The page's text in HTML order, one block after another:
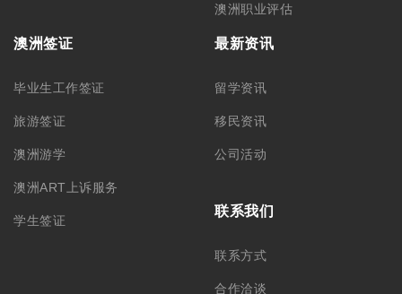
澳洲职业评估
澳洲签证
毕业生工作签证
旅游签证
澳洲游学
澳洲ART上诉服务
学生签证
最新资讯
留学资讯
移民资讯
公司活动
联系我们
联系方式
合作洽谈